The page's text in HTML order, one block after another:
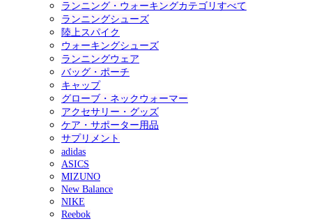
ランニング・ウォーキングカテゴリすべて
ランニングシューズ
陸上スパイク
ウォーキングシューズ
ランニングウェア
バッグ・ポーチ
キャップ
グローブ・ネックウォーマー
アクセサリー・グッズ
ケア・サポーター用品
サプリメント
adidas
ASICS
MIZUNO
New Balance
NIKE
Reebok